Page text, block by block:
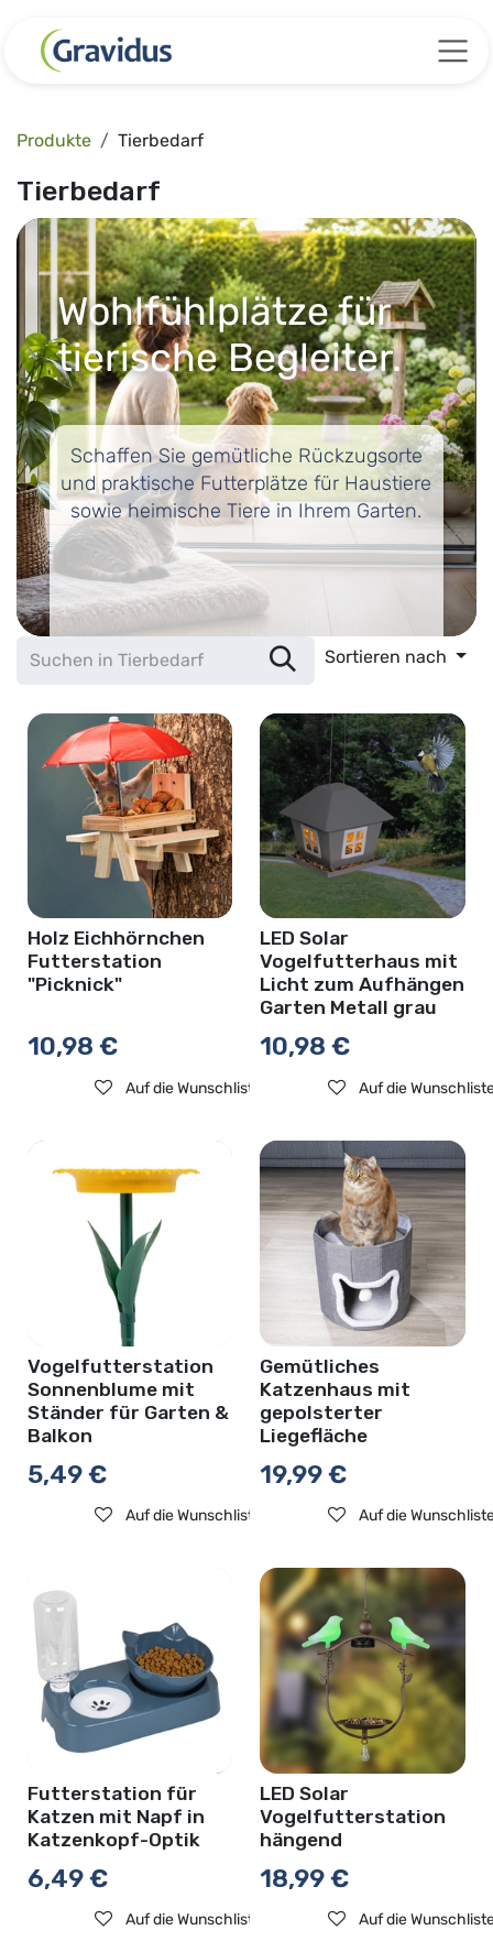
Produkte Tierbedarf
Tierbedarf
Wohlfühlplätze für
tierische Begleiter.
Schaffen Sie gemütliche Rückzugsorte
und praktische Futterplätze für Haustiere
sowie heimische Tiere in Ihrem Garten.
Sortieren nach
Holz Eichhörnchen
Futterstation
"Picknick"
10,98 €
Auf die Wunschliste
LED Solar
Vogelfutterhaus mit
Licht zum Aufhängen
Garten Metall grau
10,98 €
Auf die
Vogelfutterstation
Sonnenblume mit
Ständer für Garten &
Balkon
5,49€
Auf die Wunschliste
Gemütliches
Katzenhaus mit
gepolsterter
Liegefläche
19,99€
Auf die
Futterstation für
Katzen mit Napf in
Katzenkopf-Optik
6,49€
Auf die Wunschliste
LED Solar
Vogelfutterstation
hängend
18,99€
Auf die